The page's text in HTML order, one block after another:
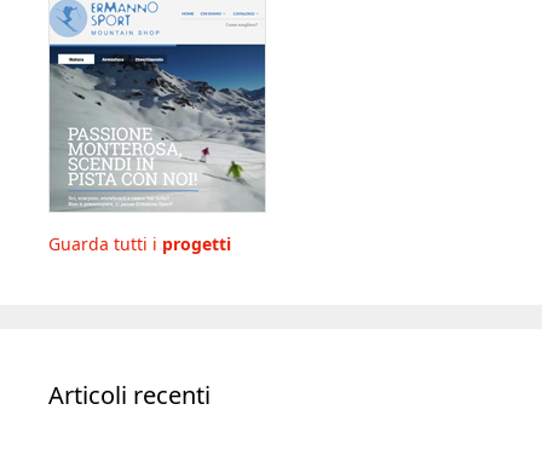
Guarda tutti i progetti
Articoli recenti